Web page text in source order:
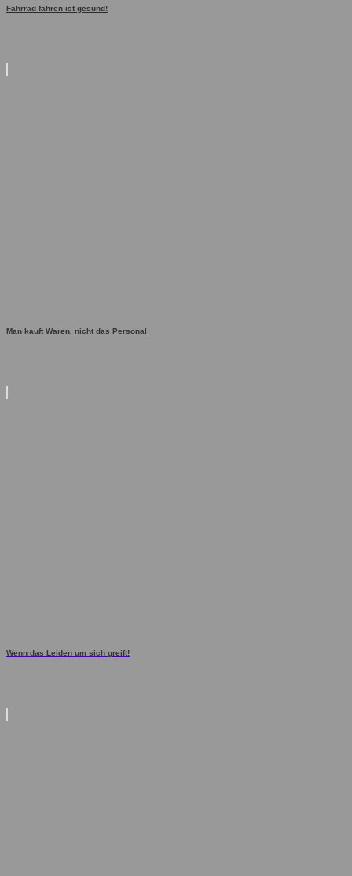
Fahrrad fahren ist gesund!
Man kauft Waren, nicht das Personal
Wenn das Leiden um sich greift!